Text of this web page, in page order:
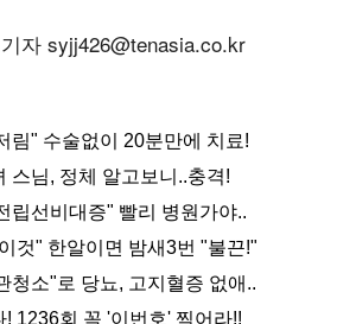
자 syjj426@tenasia.co.kr